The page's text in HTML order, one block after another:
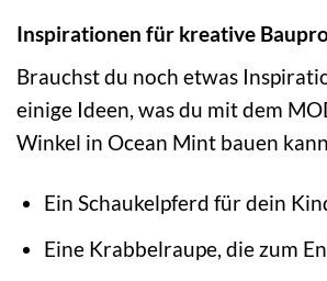
Inspirationen für kreative
Brauchst du noch etwas
einige Ideen, was du mit dem
Winkel in Ocean Mint bauen
Ein Schaukelpferd für dein
Eine Krabbelraupe, die zum